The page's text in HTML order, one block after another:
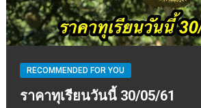
RECOMMENDED FOR YOU
ราคาทุเรียนวันนี้ 30/05/61